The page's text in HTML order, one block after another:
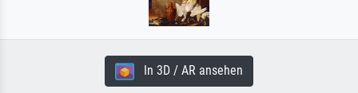
In 3D / AR ansehen